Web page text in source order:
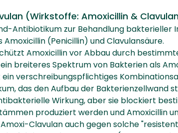
(Wirkstoffe: Amoxicillin &
Antibiotikum zur Behandlung bakterieller
Amoxicillin (Penicillin) und Clavulansäure.
Amoxicillin vor Abbau durch
breiteres Spektrum von Bakterien als
verschreibungspflichtiges
das den Aufbau der Bakterienzellwand
Wirkung, aber sie blockiert
produziert werden und Amoxicillin
Clavulan auch gegen solche